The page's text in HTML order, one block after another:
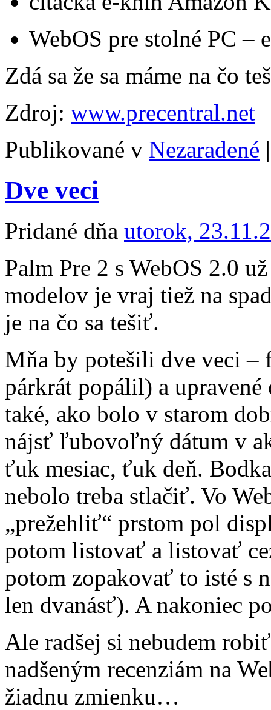
WebOS pre stolné PC –
Zdá sa že sa máme na čo
Zdroj: www.precentral.net
Publikované v Nezaradené |
Dve veci
Pridané dňa utorok,
Palm Pre 2 s WebOS 2.0
modelov je vraj tiež na
je na čo sa tešiť.
Mňa by potešili dve veci –
párkrát popálil) a
také, ako bolo v starom
nájsť ľubovoľný dátum v
ťuk mesiac, ťuk deň.
nebolo treba stlačiť. Vo
„prežehliť“ prstom pol
potom listovať a listovať
potom zopakovať to isté s
len dvanásť). A nakoniec
Ale radšej si nebudem
nadšeným recenziám na
žiadnu zmienku…